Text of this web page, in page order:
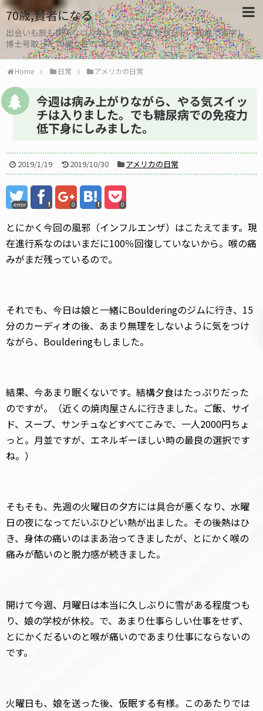
70歳,賢者になる
出会いも旅も関係ない。本と勉強で人生リセット、30歳で留学し
博士号取った70歳女性のブログ
Home 日常 アメリカの日常
今週は病み上がりながら、やる気スイッ
チは入りました。でも糖尿病での免疫力
低下身にしみました。
2019/1/19 2019/10/30 アメリカの日常
error 0 0
とにかく今回の風邪（インフルエンザ）はこたえてます。現
在進行系なのはいまだに100％回復していないから。喉の痛
みがまだ残っているので。
それでも、今日は娘と一緒にBoulderingのジムに行き、15
分のカーディオの後、あまり無理をしないように気をつけ
ながら、Boulderingもしました。
結果、今あまり眠くないです。結構夕食はたっぷりだった
のですが。（近くの焼肉屋さんに行きました。ご飯、サイ
ド、スープ、サンチュなどすべてこみで、一人2000円ちょ
っと。月並ですが、エネルギーほしい時の最良の選択です
ね。）
そもそも、先週の火曜日の夕方には具合が悪くなり、水曜
日の夜になってだいぶひどい熱が出ました。その後熱はひ
き、身体の痛いのはまあ治ってきましたが、とにかく喉の
痛みが酷いのと脱力感が続きました。
開けて今週、月曜日は本当に久しぶりに雪がある程度つも
り、娘の学校が休校。で、あまり仕事らしい仕事をせず、
とにかくだるいのと喉が痛いのであまり仕事にならないの
です。
火曜日も、娘を送った後、仮眠する有様。このあたりでは